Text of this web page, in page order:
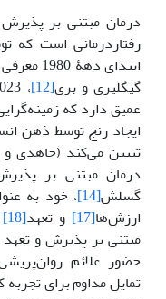
درمان مبتنی بر
رفتاردرمانی است که
ابتدای
گیگلیری و بری[12]
عمیق دارد که
ایجاد رنج توسط ذهن
درمان مبتنی بر
گسلش[14] ، خود به
ارزش‌ها[17] و تعهد[18]
مبتنی بر پذیرش و تعهد
حضور علائم
تمایل مداوم برای